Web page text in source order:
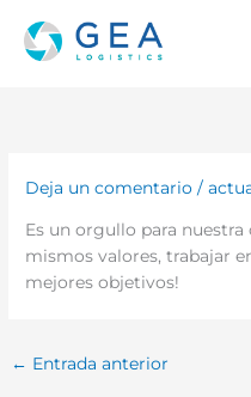
contenido
Deja un comentario /
Es un orgullo para
mismos valores, trabajar
mejores objetivos!
← Entrada anterior